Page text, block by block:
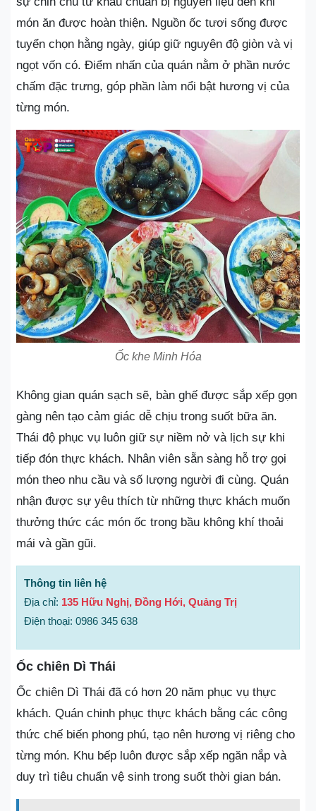
món ăn được hoàn thiện. Nguồn ốc tươi sống được
tuyển chọn hằng ngày, giúp giữ nguyên độ giòn và vị
ngọt vốn có. Điểm nhấn của quán nằm ở phần nước
chấm đặc trưng, góp phần làm nổi bật hương vị của
từng món.
Ốc khe Minh Hóa
Không gian quán sạch sẽ, bàn ghế được sắp xếp gọn
gàng nên tạo cảm giác dễ chịu trong suốt bữa ăn.
Thái độ phục vụ luôn giữ sự niềm nở và lịch sự khi
tiếp đón thực khách. Nhân viên sẵn sàng hỗ trợ gọi
món theo nhu cầu và số lượng người đi cùng. Quán
nhận được sự yêu thích từ những thực khách muốn
thưởng thức các món ốc trong bầu không khí thoải
mái và gần gũi.
Thông tin liên hệ
Địa chỉ: 135 Hữu Nghị, Đồng Hới, Quảng Trị
Điện thoại: 0986 345 638
Ốc chiên Dì Thái
Ốc chiên Dì Thái đã có hơn 20 năm phục vụ thực
khách. Quán chinh phục thực khách bằng các công
thức chế biến phong phú, tạo nên hương vị riêng cho
từng món. Khu bếp luôn được sắp xếp ngăn nắp và
duy trì tiêu chuẩn vệ sinh trong suốt thời gian bán.